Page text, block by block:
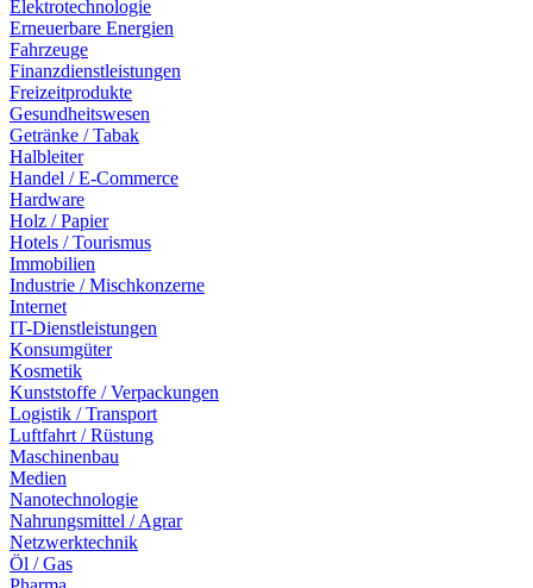
Elektrotechnologie
Erneuerbare Energien
Fahrzeuge
Finanzdienstleistungen
Freizeitprodukte
Gesundheitswesen
Getränke / Tabak
Halbleiter
Handel / E-Commerce
Hardware
Holz / Papier
Hotels / Tourismus
Immobilien
Industrie / Mischkonzerne
Internet
IT-Dienstleistungen
Konsumgüter
Kosmetik
Kunststoffe / Verpackungen
Logistik / Transport
Luftfahrt / Rüstung
Maschinenbau
Medien
Nanotechnologie
Nahrungsmittel / Agrar
Netzwerktechnik
Öl / Gas